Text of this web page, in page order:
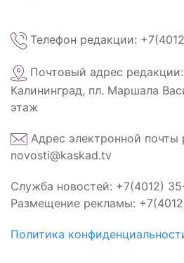
Телефон редакции:
Почтовый адрес
Калининград, пл. Маршала
этаж
Адрес электронной почты
novosti@kaskad.tv
Служба новостей: +7(4012)
Размещение рекламы:
Политика